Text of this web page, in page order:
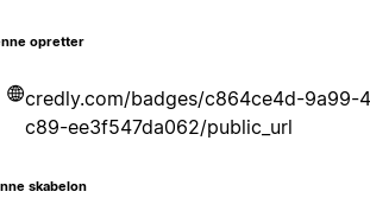
opretter
credly.com/badges/c864ce4d-9a99-
c89-ee3f547da062/public_url
skabelon